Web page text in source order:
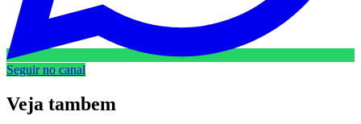
Seguir no canal
Veja tambem